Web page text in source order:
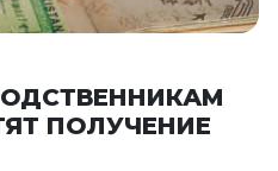
ПОЛУЧЕНИЕ